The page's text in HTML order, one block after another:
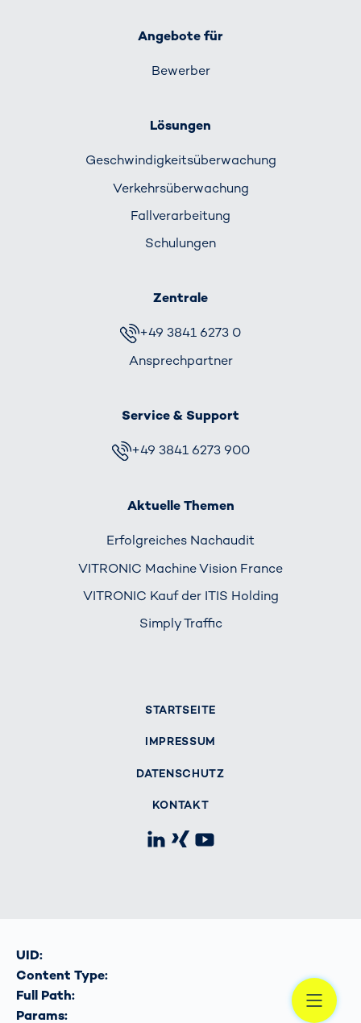
Angebote für
Bewerber
Lösungen
Geschwindigkeits­überwachung
Verkehrs­überwachung
Fallverarbeitung
Schulungen
Zentrale
+49 3841 6273 0
Ansprechpartner
Service & Support
+49 3841 6273 900
Aktuelle Themen
Erfolgreiches Nachaudit
VITRONIC Machine Vision France
VITRONIC Kauf der ITIS Holding
Simply Traffic
STARTSEITE
IMPRESSUM
DATENSCHUTZ
KONTAKT
LinkedIn
UID:
Content Type:
Full Path:
Params: